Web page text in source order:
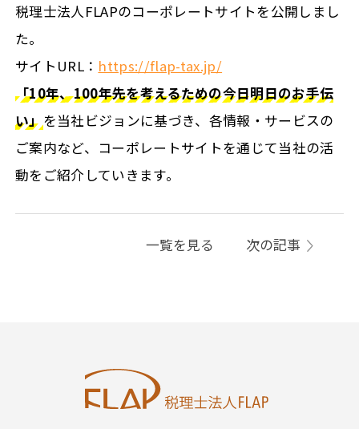
税理士法人FLAPのコーポレートサイトを公開しまし
た。
サイトURL： https://flap-tax.jp/
「10年、100年先を考えるための今日明日のお手伝
い」を当社ビジョンに基づき、各情報・サービスの
ご案内など、コーポレートサイトを通じて当社の活
動をご紹介していきます。
一覧を見る 次の記事